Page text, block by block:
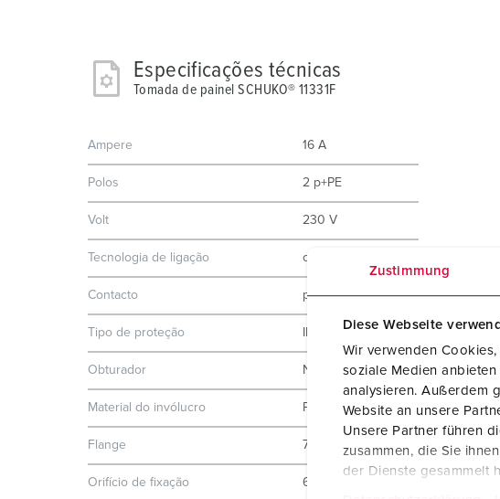
Zustimmung
Diese Webseite
Wir verwenden
soziale Medien
analysieren. Außerdem
Website an unsere
Unsere Partner führen
zusammen, die Sie
der Dienste gesammelt
Especificações técnicas
Tomada de painel SCHUKO® 11331F
Ampere 16 A
Polos 2 p+PE
Volt 230 V
Tecnologia de ligação contacto roscado
Contacto padrão
Tipo de proteção
Obturador Não
Material do invólucro Plástico
Flange 75x75 mm
Orifício de fixação 60x60 mm